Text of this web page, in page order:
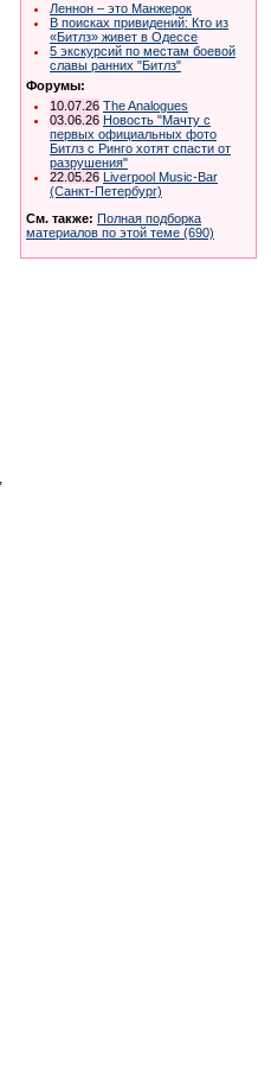
Леннон – это Манжерок
В поисках привидений: Кто из
«Битлз» живет в Одессе
5 экскурсий по местам боевой
славы ранних "Битлз"
Форумы:
10.07.26 The Analogues
03.06.26 Новость "Мачту с
первых официальных фото
Битлз с Ринго хотят спасти от
разрушения"
22.05.26 Liverpool Music-Bar
(Санкт-Петербург)
См. также: Полная подборка
материалов по этой теме (690)